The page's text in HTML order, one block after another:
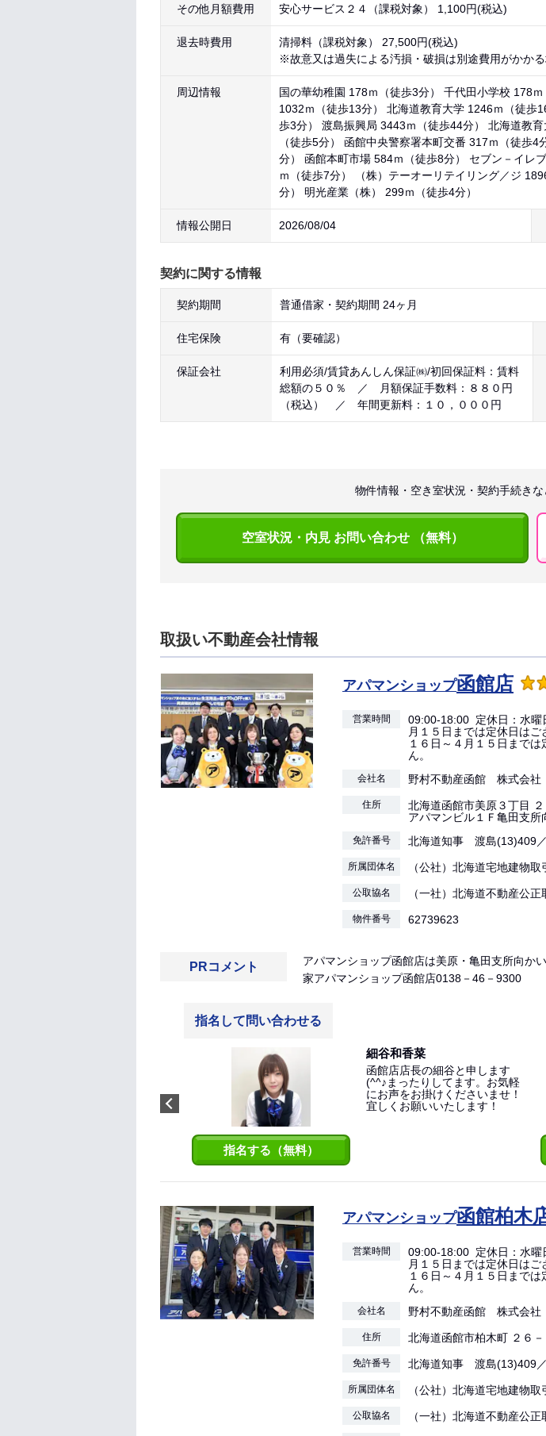
その他月額費用 安心サービス２４（課税対象） 1,100円(税込)
退去時費用
清掃料（課税対象） 27,500円(税込)
※故意又は過失による汚損・破損は別途費用がかかる
周辺情報
国の華幼稚園 178ｍ（徒歩3分） 千代田小学校 178
1032ｍ（徒歩13分） 北海道教育大学 1246ｍ（徒歩
歩3分） 渡島振興局 3443ｍ（徒歩44分） 北海道教
（徒歩5分） 函館中央警察署本町交番 317ｍ（徒歩
分） 函館本町市場 584ｍ（徒歩8分） セブン－イレ
ｍ（徒歩7分） （株）テーオーリテイリング／ジ
分） 明光産業（株） 299ｍ（徒歩4分）
情報公開日 2026/08/04
契約に関する情報
契約期間 普通借家・契約期間 24ヶ月
住宅保険 有（要確認）
保証会社
利用必須/賃貸あんしん保証㈱/初回保証料：賃料
総額の５０％ ／ 月額保証手数料：８８０円
（税込） ／ 年間更新料：１０，０００円
物件情報・空き室状況・契約手続き
空室状況・内見 お問い合わせ （無料）
取扱い不動産会社情報
アパマンショップ函館店
営業時間
09:00-18:00 定休日：水曜
月１５日までは定休日はご
１６日～４月１５日まで
ん。
会社名 野村不動産函館 株式会社
住所
北海道函館市美原３丁目 ２
アパマンビル１Ｆ亀田支所
免許番号 北海道知事 渡島(13)409
所属団体名 （公社）北海道宅地建物取
公取協名 （一社）北海道不動産公
物件番号 62739623
PRコメント
アパマンショップ函館店は美原・亀田支所向かい
家アパマンショップ函館店0138－46－9300
指名して問い合わせる
を毎日しております。お客様に
正確な物件情報をお届けできる
指名する（無料）
細谷和香菜
函館店店長の細谷と申します
(^^♪まったりしてます。お気軽
にお声をお掛けくださいませ！
宜しくお願いいたします！
アパマンショップ函館柏木
営業時間
09:00-18:00 定休日：水曜
月１５日までは定休日はご
１６日～４月１５日まで
ん。
会社名 野村不動産函館 株式会社
住所 北海道函館市柏木町 ２６－
免許番号 北海道知事 渡島(13)409
所属団体名 （公社）北海道宅地建物取
公取協名 （一社）北海道不動産公